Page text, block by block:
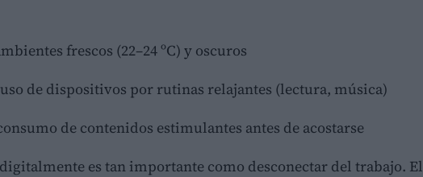
frescos (22–24 ºC) y oscuros
de dispositivos por rutinas relajantes (lectura, música)
de contenidos estimulantes antes de acostarse
es tan importante como desconectar del trabajo. El